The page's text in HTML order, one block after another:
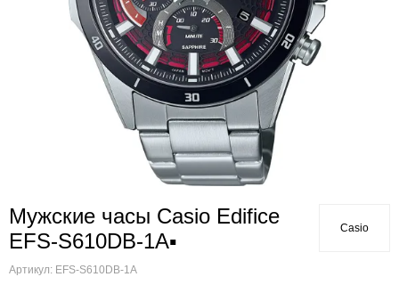
Мужские часы Casio Edifice
EFS-S610DB-1A▪
Артикул: EFS-S610DB-1A
Casio